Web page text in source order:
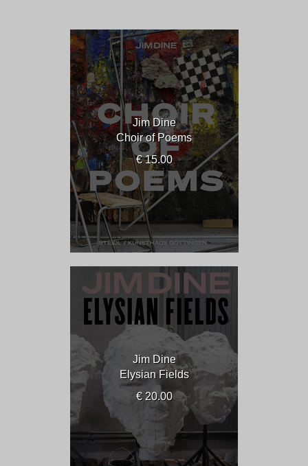
Jim Dine
Choir of Poems
€ 15.00
Jim Dine
Elysian Fields
€ 20.00